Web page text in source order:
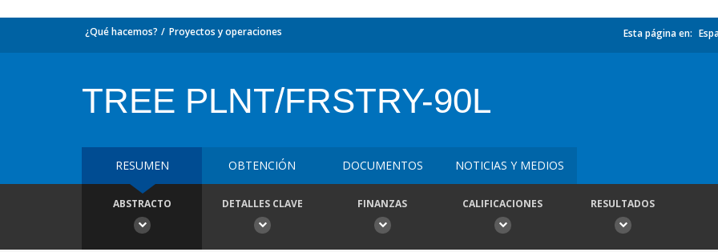
¿Qué hacemos? Proyectos y operaciones Esta página en:
TREE PLNT/FRSTRY-90L
RESUMEN OBTENCIÓN DOCUMENTOS NOTICIAS Y MEDIOS
ABSTRACTO DETALLES CLAVE FINANZAS CALIFICACIONES RESULTADOS